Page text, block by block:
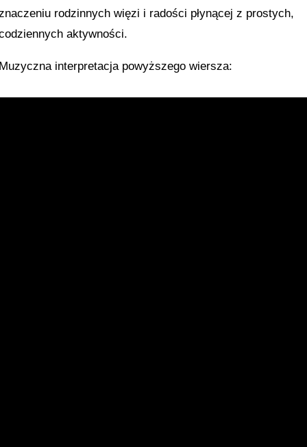
rodzinnych więzi i radości płynącej z prostych,
aktywności.
interpretacja powyższego wiersza: